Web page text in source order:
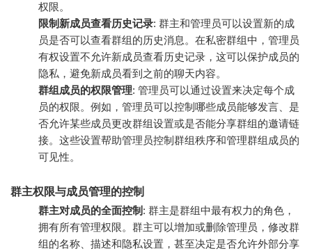
权限。
限制新成员查看历史记录: 群主和管理员可以设置新的成
员是否可以查看群组的历史消息。在私密群组中，管理员
有权设置不允许新成员查看历史记录，这可以保护成员的
隐私，避免新成员看到之前的聊天内容。
群组成员的权限管理: 管理员可以通过设置来决定每个成
员的权限。例如，管理员可以控制哪些成员能够发言、是
否允许某些成员更改群组设置或是否能分享群组的邀请链
接。这些设置帮助管理员控制群组秩序和管理群组成员的
可见性。
群主权限与成员管理的控制
群主对成员的全面控制 : 群主是群组中最有权力的角色，
拥有所有管理权限。群主可以增加或删除管理员，修改群
组的名称、描述和隐私设置，甚至决定是否允许外部分享